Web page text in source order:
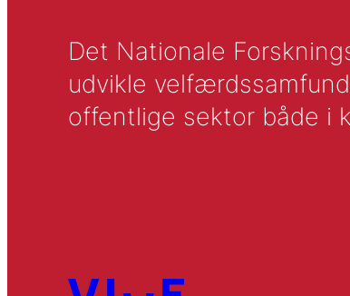
Det Nationale
udvikle
offentlige sektor både i